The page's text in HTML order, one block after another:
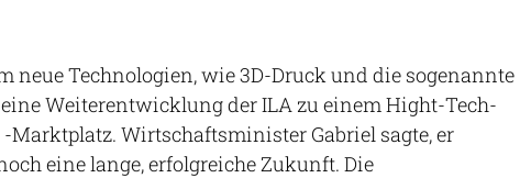
neue Technologien, wie 3D-Druck und die sogenannte
Weiterentwicklung der ILA zu einem Hight-Tech-
Marktplatz. Wirtschaftsminister Gabriel sagte, er
eine lange, erfolgreiche Zukunft. Die